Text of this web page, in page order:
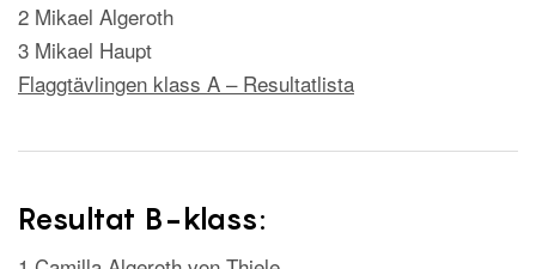
2 Mikael Algeroth
3 Mikael Haupt
Flaggtävlingen klass A – Resultatlista
Resultat B-klass: